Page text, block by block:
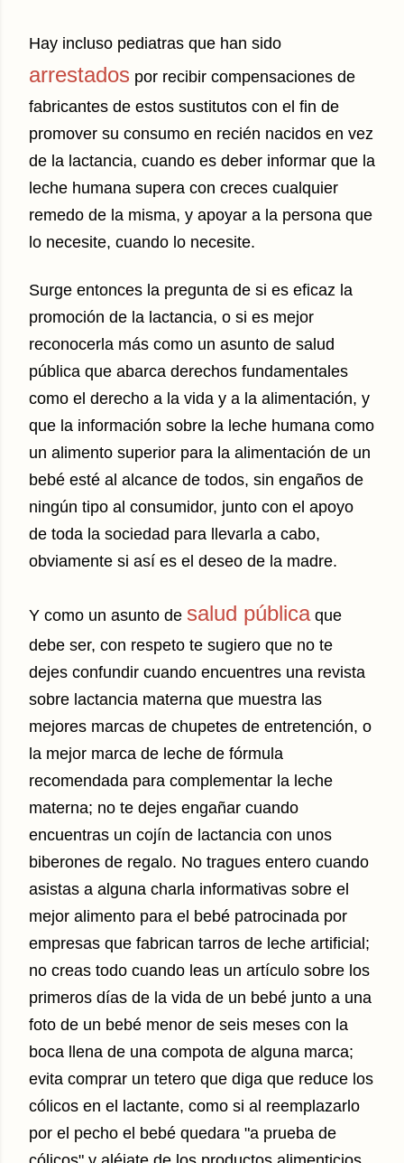
Hay incluso pediatras que han sido
arrestados por recibir compensaciones de
fabricantes de estos sustitutos con el fin de
promover su consumo en recién nacidos en vez
de la lactancia, cuando es deber informar que la
leche humana supera con creces cualquier
remedo de la misma, y apoyar a la persona que
lo necesite, cuando lo necesite.
Surge entonces la pregunta de si es eficaz la
promoción de la lactancia, o si es mejor
reconocerla más como un asunto de salud
pública que abarca derechos fundamentales
como el derecho a la vida y a la alimentación, y
que la información sobre la leche humana como
un alimento superior para la alimentación de un
bebé esté al alcance de todos, sin engaños de
ningún tipo al consumidor, junto con el apoyo
de toda la sociedad para llevarla a cabo,
obviamente si así es el deseo de la madre.
Y como un asunto de salud públicaque
debe ser, con respeto te sugiero que no te
dejes confundir cuando encuentres una revista
sobre lactancia materna que muestra las
mejores marcas de chupetes de entretención, o
la mejor marca de leche de fórmula
recomendada para complementar la leche
materna; no te dejes engañar cuando
encuentras un cojín de lactancia con unos
biberones de regalo. No tragues entero cuando
asistas a alguna charla informativas sobre el
mejor alimento para el bebé patrocinada por
empresas que fabrican tarros de leche artificial;
no creas todo cuando leas un artículo sobre los
primeros días de la vida de un bebé junto a una
foto de un bebé menor de seis meses con la
boca llena de una compota de alguna marca;
evita comprar un tetero que diga que reduce los
cólicos en el lactante, como si al reemplazarlo
por el pecho el bebé quedara "a prueba de